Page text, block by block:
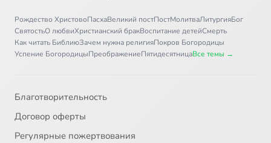
Рождество ХристовоПасхаВеликий постПостМолитваЛитургияБог
СвятостьО любвиХристианский бракВоспитание детейСмерть
Как читать БиблиюЗачем нужна религияПокров Богородицы
Успение БогородицыПреображениеПятидесятницаВсе темы →
Благотворительность
Договор оферты
Регулярные пожертвования